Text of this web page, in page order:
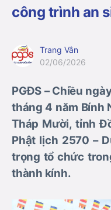
công trình an
Trang Vân
02/06/2026
PGĐS – Chiều
tháng 4 năm Bính
Tháp Mười, tỉnh
Phật lịch 2570 –
trọng tổ chức
thành kính.